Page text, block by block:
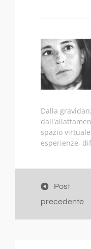
Dalla
spazio
esperienze,
Post
precedente